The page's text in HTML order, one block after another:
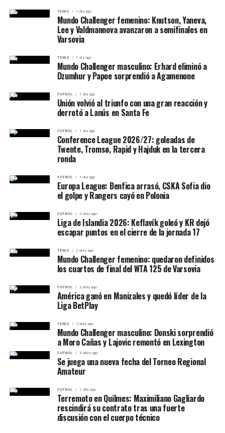
TENIS 1 día ago
Mundo Challenger femenino: Knutson, Yaneva,
Lee y Valdmannova avanzaron a semifinales en
Varsovia
TENIS 1 día ago
Mundo Challenger masculino: Erhard eliminó a
Dzumhur y Papoe sorprendió a Agamenone
FUTBOL 1 día ago
Unión volvió al triunfo con una gran reacción y
derrotó a Lanús en Santa Fe
FUTBOL 1 día ago
Conference League 2026/27: goleadas de
Twente, Tromsø, Rapid y Hajduk en la tercera
ronda
FUTBOL 1 día ago
Europa League: Benfica arrasó, CSKA Sofia dio
el golpe y Rangers cayó en Polonia
FUTBOL 2 días ago
Liga de Islandia 2026: Keflavík goleó y KR dejó
escapar puntos en el cierre de la jornada 17
TENIS 2 días ago
Mundo Challenger femenino: quedaron definidos
los cuartos de final del WTA 125 de Varsovia
FUTBOL 2 días ago
América ganó en Manizales y quedó líder de la
Liga BetPlay
TENIS 2 días ago
Mundo Challenger masculino: Donski sorprendió
a Moro Cañas y Lajovic remontó en Lexington
FUTBOL 4 años ago
Se juega una nueva fecha del Torneo Regional
Amateur
FUTBOL 1 año ago
Terremoto en Quilmes: Maximiliano Gagliardo
rescindirá su contrato tras una fuerte
discusión con el cuerpo técnico